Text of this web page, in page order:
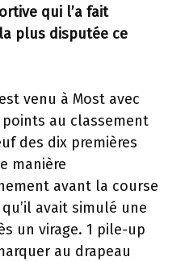
qui l’a fait
plus disputée ce
venu à Most avec
au classement
des dix premières
manière
avant la course
avait simulé une
un virage. 1 pile-up
au drapeau